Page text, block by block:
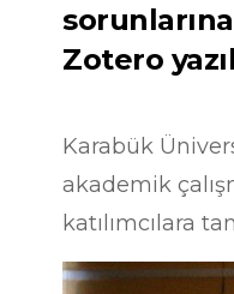
Zotero
Karabük
akademik
katılımcılara